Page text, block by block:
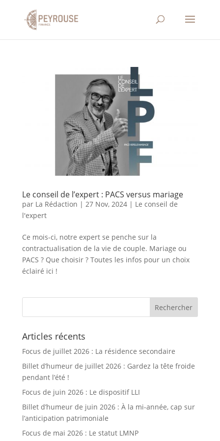
Le conseil de l’expert : PACS versus mariage
par La Rédaction | 27 Nov, 2024| Le conseil de
l'expert
Ce mois-ci, notre expert se penche sur la
contractualisation de la vie de couple. Mariage ou
PACS ? Que choisir ? Toutes les infos pour un choix
éclairé ici !
Articles récents
Focus de juillet 2026 : La résidence secondaire
Billet d’humeur de juillet 2026 : Gardez la tête froide
pendant l’été !
Focus de juin 2026 : Le dispositif LLI
Billet d’humeur de juin 2026 : À la mi-année, cap sur
l’anticipation patrimoniale
Focus de mai 2026 : Le statut LMNP